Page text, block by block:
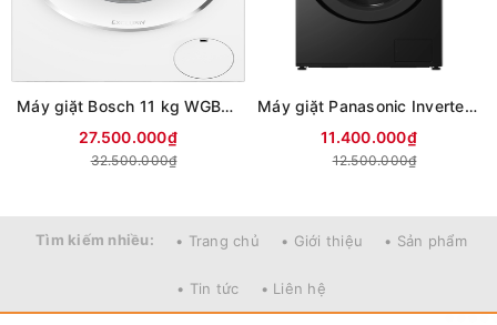
Máy giặt Bosch 11 kg WGB266A90
27.500.000₫
32.500.000₫
Máy giặt Panasonic Inverter 12 kg NA-24VDG1BVT (Mới 2026)
11.400.000₫
12.500.000₫
Tìm kiếm nhiều: • Trang chủ • Giới thiệu • Sản phẩm
• Tin tức • Liên hệ